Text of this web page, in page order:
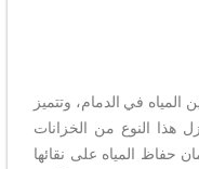
المياه في الدمام، وتتميز
هذا النوع من الخزانات
حفاظ المياه على نقائها